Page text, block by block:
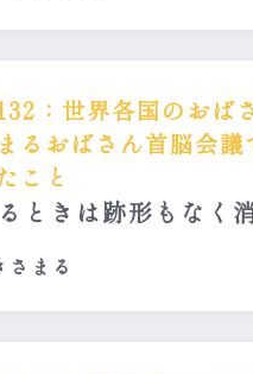
：世界各国のおば
るおばさん首脳会議
こと
ときは跡形もなく
さまる